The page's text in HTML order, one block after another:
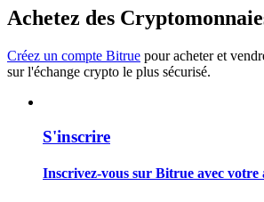
Analyse de mégadonnées, y compris
Achetez des
Créez un compte Bitrue pour acheter et
sur l'échange crypto le plus sécurisé.
S'inscrire
Inscrivez-vous sur Bitrue avec votre